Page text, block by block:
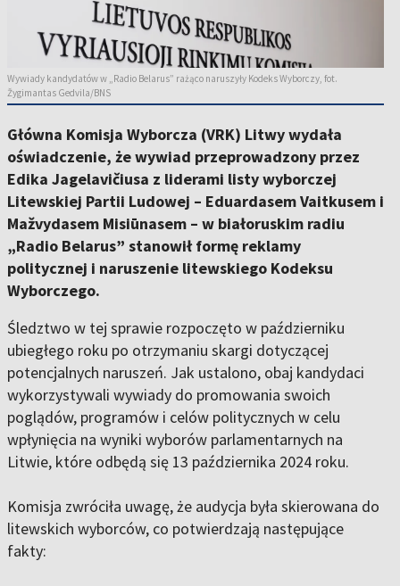
Wywiady kandydatów w „Radio Belarus” rażąco naruszyły Kodeks Wyborczy, fot.
Žygimantas Gedvila/BNS
Główna Komisja Wyborcza (VRK) Litwy wydała
oświadczenie, że wywiad przeprowadzony przez
Edika Jagelavičiusa z liderami listy wyborczej
Litewskiej Partii Ludowej – Eduardasem Vaitkusem i
Mažvydasem Misiūnasem – w białoruskim radiu
„Radio Belarus” stanowił formę reklamy
politycznej i naruszenie litewskiego Kodeksu
Wyborczego.
Śledztwo w tej sprawie rozpoczęto w październiku
ubiegłego roku po otrzymaniu skargi dotyczącej
potencjalnych naruszeń. Jak ustalono, obaj kandydaci
wykorzystywali wywiady do promowania swoich
poglądów, programów i celów politycznych w celu
wpłynięcia na wyniki wyborów parlamentarnych na
Litwie, które odbędą się 13 października 2024 roku.
Komisja zwróciła uwagę, że audycja była skierowana do
litewskich wyborców, co potwierdzają następujące
fakty: